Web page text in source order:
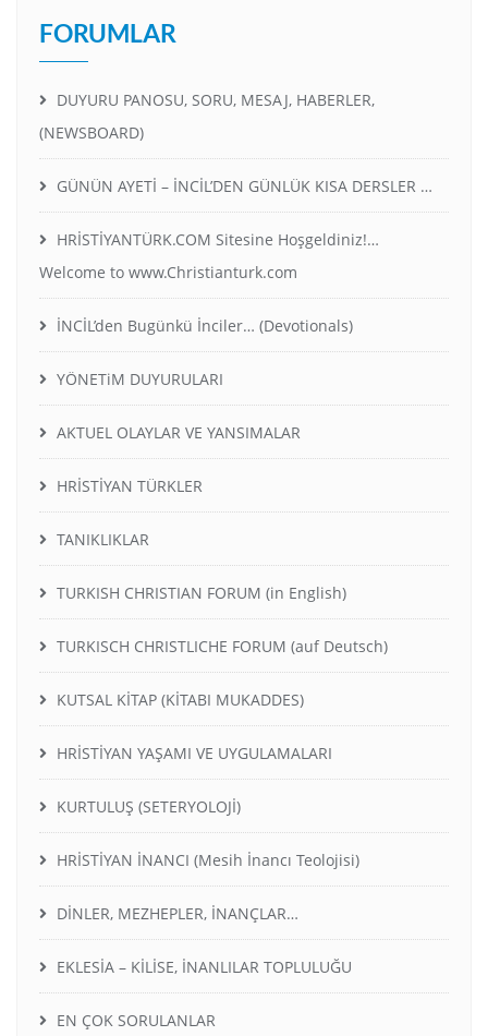
FORUMLAR
DUYURU PANOSU, SORU, MESAJ, HABERLER,
(NEWSBOARD)
GÜNÜN AYETİ – İNCİL’DEN GÜNLÜK KISA DERSLER …
HRİSTİYANTÜRK.COM Sitesine Hoşgeldiniz!…
Welcome to www.Christianturk.com
İNCİL’den Bugünkü İnciler… (Devotionals)
YÖNETiM DUYURULARI
AKTUEL OLAYLAR VE YANSIMALAR
HRİSTİYAN TÜRKLER
TANIKLIKLAR
TURKISH CHRISTIAN FORUM (in English)
TURKISCH CHRISTLICHE FORUM (auf Deutsch)
KUTSAL KİTAP (KİTABI MUKADDES)
HRİSTİYAN YAŞAMI VE UYGULAMALARI
KURTULUŞ (SETERYOLOJİ)
HRİSTİYAN İNANCI (Mesih İnancı Teolojisi)
DİNLER, MEZHEPLER, İNANÇLAR…
EKLESİA – KİLİSE, İNANLILAR TOPLULUĞU
EN ÇOK SORULANLAR